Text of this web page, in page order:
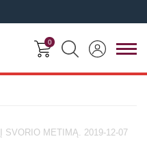
0
SVORIO METIMĄ. 2019-12-07